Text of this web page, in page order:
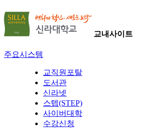
교내사이트
주요시스템
교직원포탈
도서관
신라넷
스텝(STEP)
사이버대학
수강신청